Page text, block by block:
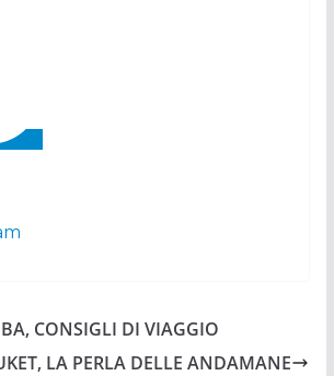
CONSIGLI DI VIAGGIO
LA PERLA DELLE ANDAMANE